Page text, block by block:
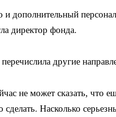
и дополнительный
директор фонда.
другие
не может сказать, что
Насколько